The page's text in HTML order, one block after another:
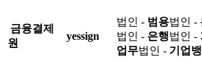
금융결제
원
yessign
법인 - 범용법인 -
법인 - 은행법인 -
업무법인 - 기업